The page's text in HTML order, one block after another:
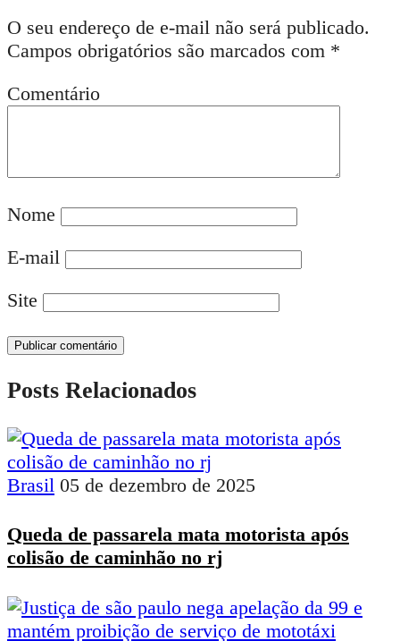
O seu endereço de e-mail não será publicado.
Campos obrigatórios são marcados com *
Comentário
Nome
E-mail
Site
Posts Relacionados
Brasil 05 de dezembro de 2025
Queda de passarela mata motorista após
colisão de caminhão no rj